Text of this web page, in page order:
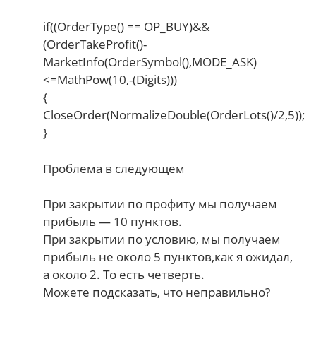
if((OrderType() == OP_BUY)&&
(OrderTakeProfit()-
MarketInfo(OrderSymbol(),MODE_ASK)
<=MathPow(10,-(Digits)))
{
CloseOrder(NormalizeDouble(OrderLots()/2,5));
}
Проблема в следующем
При закрытии по профиту мы получаем
прибыль — 10 пунктов.
При закрытии по условию, мы получаем
прибыль не около 5 пунктов,как я ожидал,
а около 2. То есть четверть.
Можете подсказать, что неправильно?